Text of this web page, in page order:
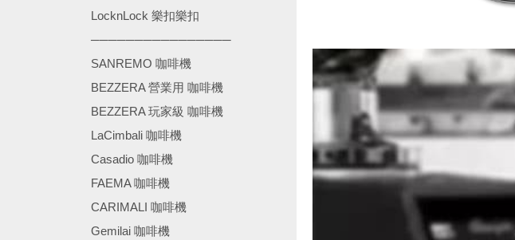
LocknLock 樂扣樂扣
────────────────
SANREMO 咖啡機
BEZZERA 營業用 咖啡機
BEZZERA 玩家級 咖啡機
LaCimbali 咖啡機
Casadio 咖啡機
FAEMA 咖啡機
CARIMALI 咖啡機
Gemilai 咖啡機